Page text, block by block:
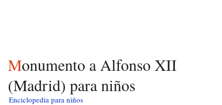
Monumento a Alfonso XII
(Madrid) para niños
Enciclopedia para niños